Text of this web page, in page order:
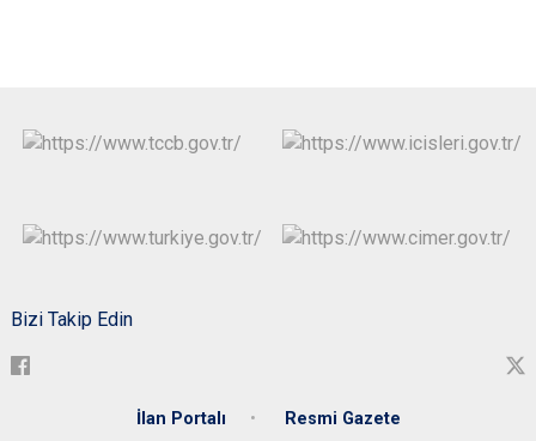
Bizi Takip Edin
İlan Portalı Resmi Gazete